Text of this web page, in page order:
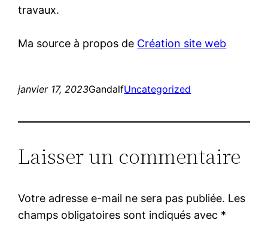
travaux.
Ma source à propos de Création site web
janvier 17, 2023GandalfUncategorized
Laisser un commentaire
Votre adresse e-mail ne sera pas publiée. Les
champs obligatoires sont indiqués avec *